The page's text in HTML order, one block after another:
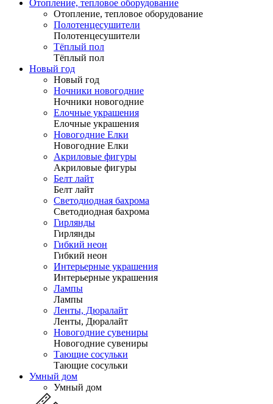
Отопление, тепловое оборудование
Отопление, тепловое оборудование
Полотенцесушители
Полотенцесушители
Тёплый пол
Тёплый пол
Новый год
Новый год
Ночники новогодние
Ночники новогодние
Елочные украшения
Елочные украшения
Новогодние Елки
Новогодние Елки
Акриловые фигуры
Акриловые фигуры
Белт лайт
Белт лайт
Светодиодная бахрома
Светодиодная бахрома
Гирлянды
Гирлянды
Гибкий неон
Гибкий неон
Интерьерные украшения
Интерьерные украшения
Лампы
Лампы
Ленты, Дюралайт
Ленты, Дюралайт
Новогодние сувениры
Новогодние сувениры
Тающие сосульки
Тающие сосульки
Умный дом
Умный дом